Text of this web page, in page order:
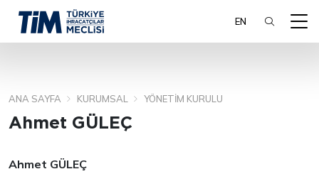
EN
ARA
ANA SAYFA KURUMSAL YÖNETIM KURULU
Ahmet GÜLEÇ
Ahmet GÜLEÇ